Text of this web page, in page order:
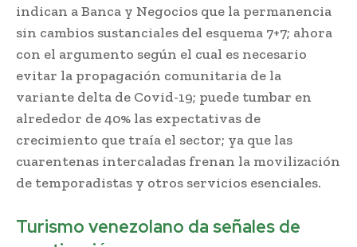
indican a Banca y Negocios que la permanencia
sin cambios sustanciales del esquema 7+7; ahora
con el argumento según el cual es necesario
evitar la propagación comunitaria de la
variante delta de Covid-19; puede tumbar en
alrededor de 40% las expectativas de
crecimiento que traía el sector; ya que las
cuarentenas intercaladas frenan la movilización
de temporadistas y otros servicios esenciales.
Turismo venezolano da señales de